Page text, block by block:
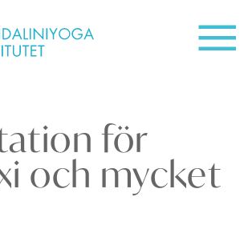
för
och mycket